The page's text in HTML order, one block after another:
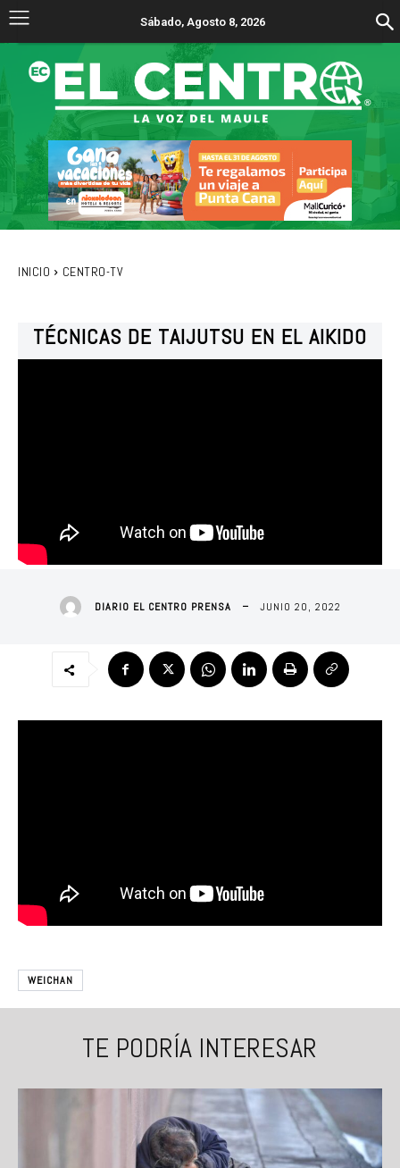
Sábado, Agosto 8, 2026
INICIO CENTRO-TV
TÉCNICAS DE TAIJUTSU EN EL AIKIDO
DIARIO EL CENTRO PRENSA JUNIO 20, 2022
WEICHAN
TE PODRÍA INTERESAR